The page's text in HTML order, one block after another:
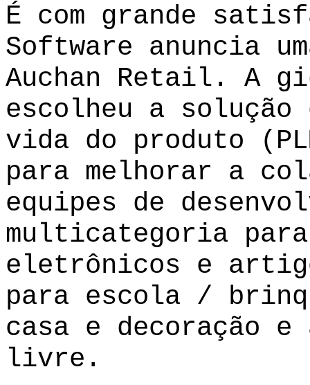
É com grande
Software anuncia
Auchan Retail. A
escolheu a
vida do produto
para melhorar a
equipes de
multicategoria
eletrônicos e
para escola /
casa e decoração
livre.